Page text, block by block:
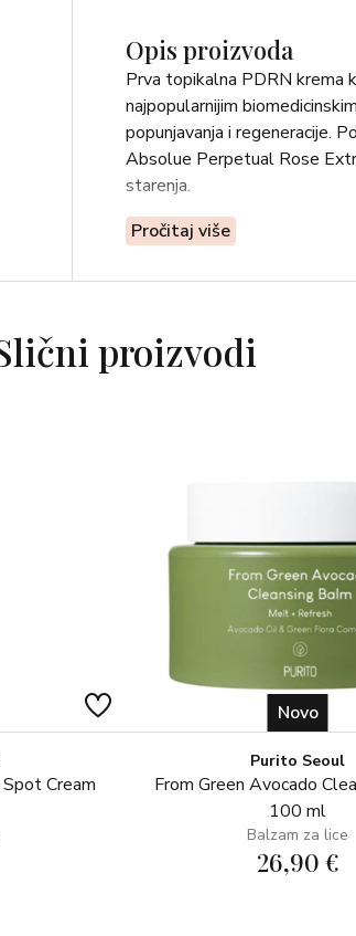
Opis proizvoda
Prva topikalna PDRN krema
najpopularnijim
popunjavanja i regeneracije.
Absolue Perpetual Rose
starenja.
Pročitaj više
proizvodi
Cream
Novo
Purito Seoul
From Green Avocado
100 ml
Balzam za lice
26,90 €